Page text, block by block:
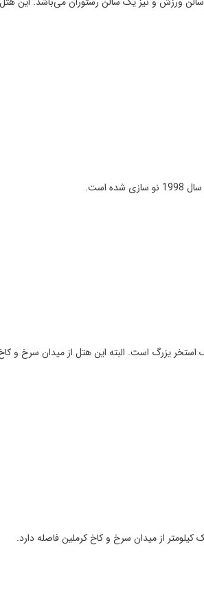
است.
و یک سالن بدن سازی و یک استخر یزرگ است. البته این هتل از میدان